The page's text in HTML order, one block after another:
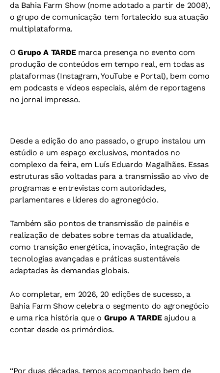
da Bahia Farm Show (nome adotado a partir de 2008),
o grupo de comunicação tem fortalecido sua atuação
multiplataforma.
OGrupo A TARDEmarca presença no evento com
produção de conteúdos em tempo real, em todas as
plataformas (Instagram, YouTube e Portal), bem como
em podcasts e vídeos especiais, além de reportagens
no jornal impresso.
Desde a edição do ano passado, o grupo instalou um
estúdio e um espaço exclusivos, montados no
complexo da feira, em Luís Eduardo Magalhães. Essas
estruturas são voltadas para a transmissão ao vivo de
programas e entrevistas com autoridades,
parlamentares e líderes do agronegócio.
Também são pontos de transmissão de painéis e
realização de debates sobre temas da atualidade,
como transição energética, inovação, integração de
tecnologias avançadas e práticas sustentáveis
adaptadas às demandas globais.
Ao completar, em 2026, 20 edições de sucesso, a
Bahia Farm Show celebra o segmento do agronegócio
e uma rica história que o Grupo A TARDEajudou a
contar desde os primórdios.
“Por duas décadas, temos acompanhado bem de